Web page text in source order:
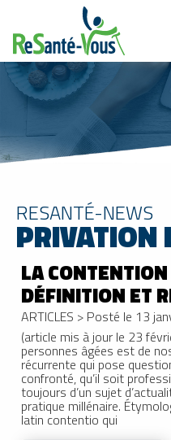
RESANTÉ-NEWS
PRIVATION
LA
DÉFINITION ET
ARTICLES > Posté le 13
(article mis à jour le 23
personnes âgées est de
récurrente qui pose
confronté, qu’il soit
toujours d’un sujet
pratique millénaire.
latin contentio qui